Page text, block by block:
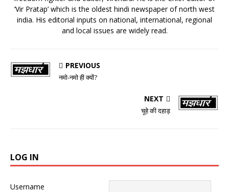
‘Vir Pratap’ which is the oldest hindi newspaper of north west
india. His editorial inputs on national, international, regional
and local issues are widely read.
PREVIOUS
नमो-नमो ही क्यों?
NEXT
चूहे की दहाड़
LOG IN
Username